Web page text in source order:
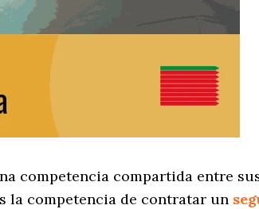
competencia compartida entre
la competencia de contratar un